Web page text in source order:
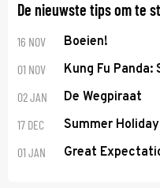
De nieuwste tips om te
16 NOV Boeien!
01 NOV Kung Fu
02 JAN De Wegpiraat
17 DEC Summer Holiday
01 JAN Great